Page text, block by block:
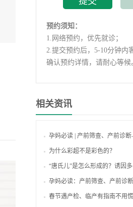
预约须知：
1. 网络预约，优先就诊；
2.提交预约后，5-10分钟内
确认预约详情，请耐心等候
相关资讯
孕妈必读 | 产前筛查、产前诊断——出
为什么彩超不是彩色的？
“唐氏儿”是怎么形成的？诱因多半源于父
孕妈必读：产前筛查、产前诊断——出
春节遇产检、临产有指南不用慌，远东龙岗产